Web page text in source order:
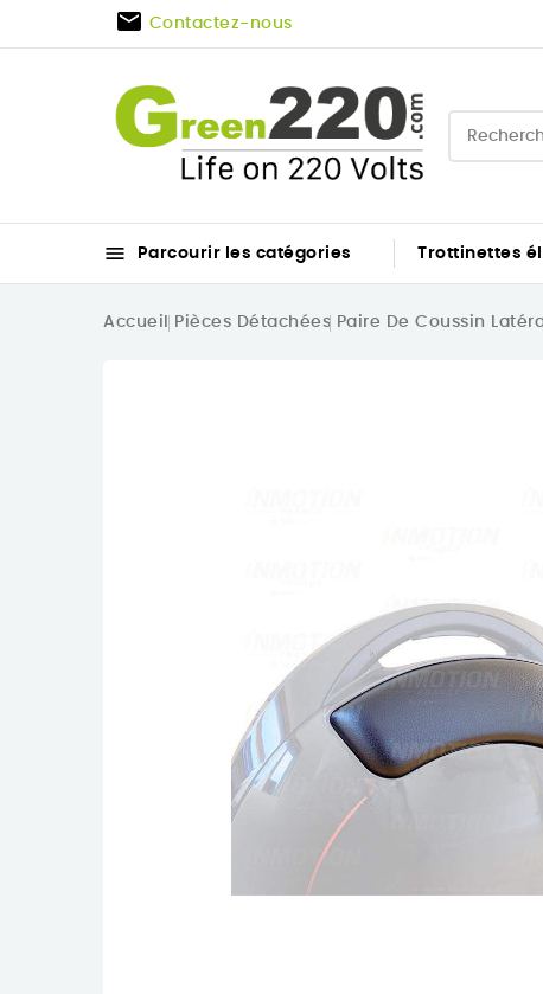
 Contactez-nous
 Parcourir les catégories Trottinettes
Accueil Pièces Détachées Paire De Coussin